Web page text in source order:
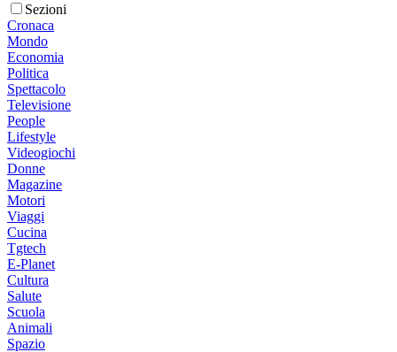
Sezioni
Cronaca
Mondo
Economia
Politica
Spettacolo
Televisione
People
Lifestyle
Videogiochi
Donne
Magazine
Motori
Viaggi
Cucina
Tgtech
E-Planet
Cultura
Salute
Scuola
Animali
Spazio